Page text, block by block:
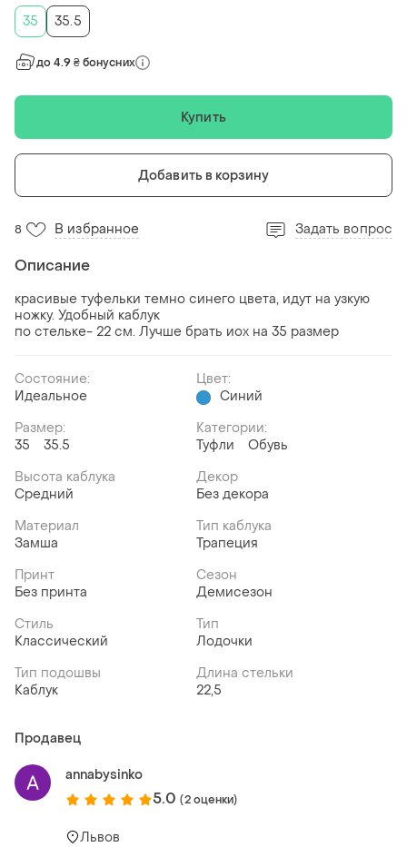
35
35.5
до 4.9 ₴ бонусних
Купить
Добавить в корзину
8 В избранное Задать вопрос
Описание
красивые туфельки темно синего цвета, идут на узкую
ножку. Удобный каблук
по стельке- 22 см. Лучше брать иох на 35 размер
Состояние:
Идеальное
Цвет:
Синий
Размер:
35
35.5
Категории:
Туфли
Обувь
Высота каблука
Средний
Декор
Без декора
Материал
Замша
Тип каблука
Трапеция
Принт
Без принта
Сезон
Демисезон
Стиль
Классический
Тип
Лодочки
Тип подошвы
Каблук
Длина стельки
22,5
Продавец
annabysinko
5.0 (2 оценки)
Львов